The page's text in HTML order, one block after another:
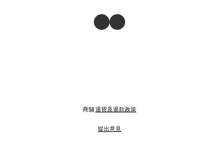
商舖退貨及退款政策
提出意見